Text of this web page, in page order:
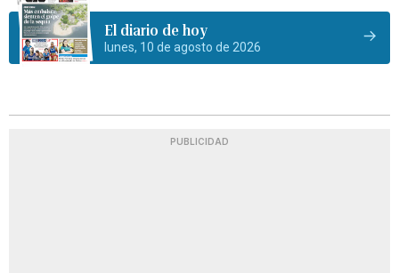
El diario de hoy
lunes, 10 de agosto de 2026
PUBLICIDAD